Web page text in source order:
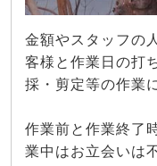
金額やスタッフの
客様と作業日の打
採・剪定等の作業
作業前と作業終了
業中はお立会いは